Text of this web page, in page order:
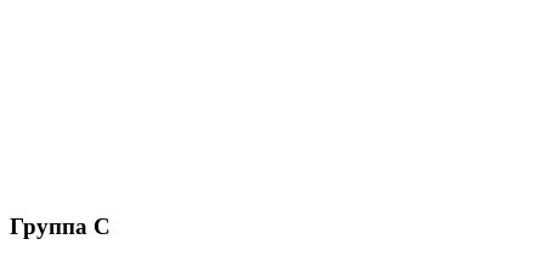
Группа C